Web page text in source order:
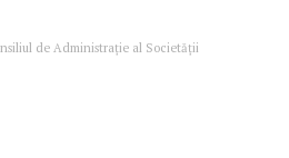
de Administrație al Societății